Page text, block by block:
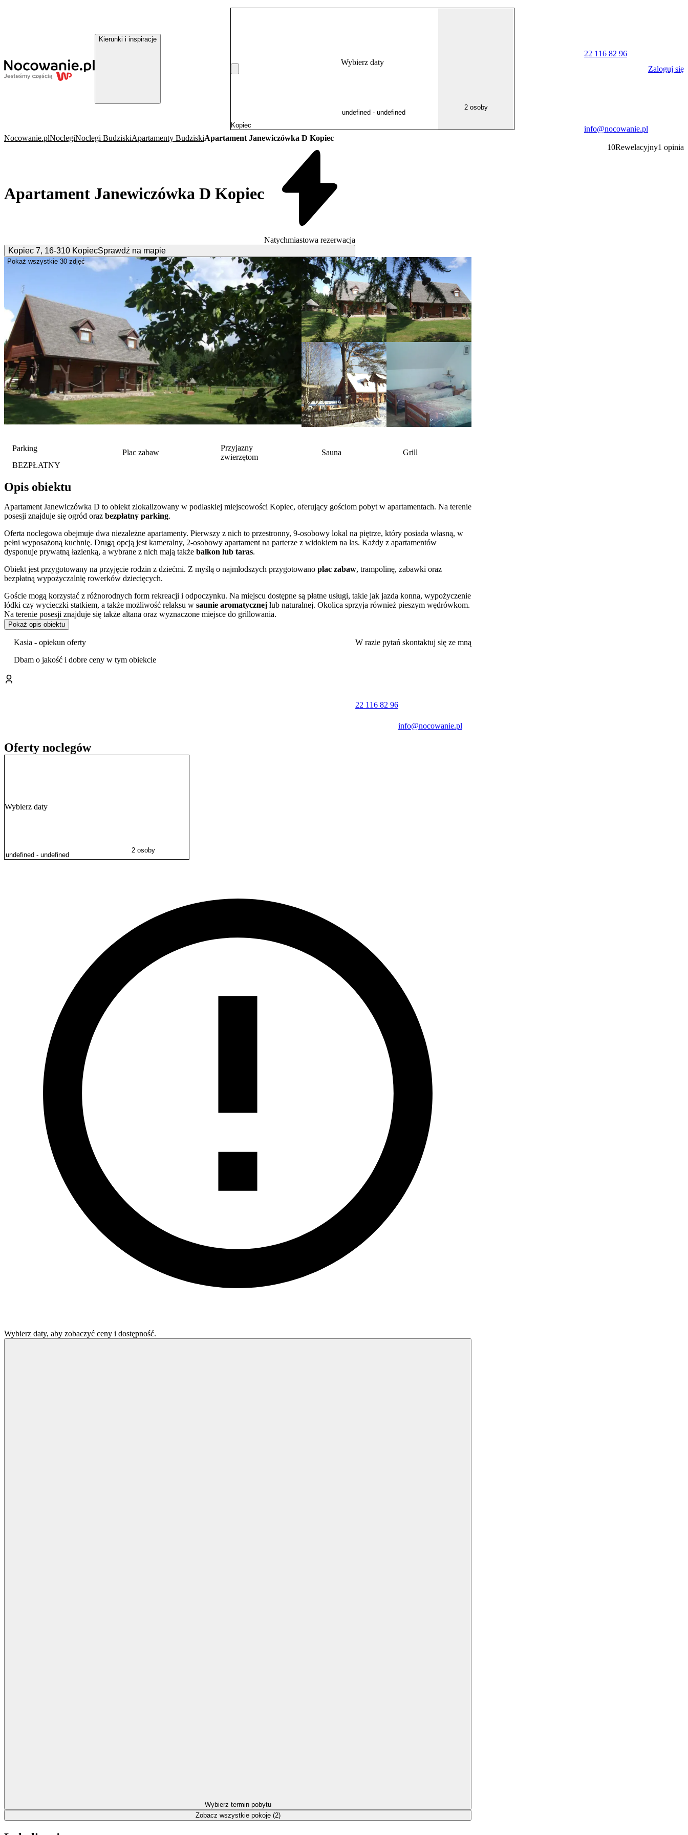
Kierunki i inspiracje
Wybierz daty
2 osoby
22 116 82 96
info@nocowanie.pl
Zaloguj się
Nocowanie.plNoclegiNoclegi BudziskiApartamenty BudziskiApartament Janewiczówka D Kopiec
Apartament Janewiczówka D Kopiec
Natychmiastowa rezerwacja
Kopiec 7, 16-310 KopiecSprawdź na mapie
10Rewelacyjny1 opinia
Pokaż wszystkie 30 zdjęć
Parking
BEZPŁATNY
Plac zabaw
Przyjazny
zwierzętom
Sauna Grill
Opis obiektu
Apartament Janewiczówka D to obiekt zlokalizowany w podlaskiej miejscowości Kopiec, oferujący gościom pobyt w apartamentach. Na terenie
posesji znajduje się ogród oraz bezpłatny parking.
Oferta noclegowa obejmuje dwa niezależne apartamenty. Pierwszy z nich to przestronny, 9-osobowy lokal na piętrze, który posiada własną, w
pełni wyposażoną kuchnię. Drugą opcją jest kameralny, 2-osobowy apartament na parterze z widokiem na las. Każdy z apartamentów
dysponuje prywatną łazienką, a wybrane z nich mają także balkon lub taras.
Obiekt jest przygotowany na przyjęcie rodzin z dziećmi. Z myślą o najmłodszych przygotowano plac zabaw, trampolinę, zabawki oraz
bezpłatną wypożyczalnię rowerków dziecięcych.
Goście mogą korzystać z różnorodnych form rekreacji i odpoczynku. Na miejscu dostępne są płatne usługi, takie jak jazda konna, wypożyczenie
łódki czy wycieczki statkiem, a także możliwość relaksu w saunie aromatycznej lub naturalnej. Okolica sprzyja również pieszym wędrówkom.
Na terenie posesji znajduje się także altana oraz wyznaczone miejsce do grillowania.
Wnętrza apartamentów wyposażono w udogodnienia zapewniające komfortowy pobyt. Oprócz kuchni w większym lokalu, w obu znajdują się
lodówka, kuchenka mikrofalowa i czajnik elektryczny. Za dodatkową opłatą w wybranych pomieszczeniach można skorzystać z prywatnego
przechowalnię rowerów
podgrzania posiłków.
Płatności za rezerwację można dokonać gotówką lub przelewem. Personel posługuje się językiem polskim i angielskim, a zameldowanie
Pokaż opis obiektu
Kasia - opiekun oferty
Dbam o jakość i dobre ceny w tym obiekcie
W razie pytań skontaktuj się ze mną
22 116 82 96
info@nocowanie.pl
Oferty noclegów
Wybierz daty
2 osoby
Wybierz daty, aby zobaczyć ceny i dostępność.
Wybierz termin pobytu
Zobacz wszystkie pokoje (2)